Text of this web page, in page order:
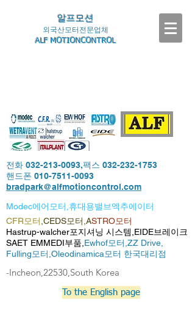
알프모션
외국산모터전문업체
ALF MOTIONCONTROL
전화 032-213-0093,팩스 032-232-1753
핸드폰 010-7511-0093
bradpark@alfmotioncontrol.com
Modec에어모터,휴대용밸브엑추에이터
CFR모터 ,CEDS모터,ASTRO모터
Hastrup-walcher포지셔닝 시스템,EIDE브레이크
SAET EMMEDI부품, Ewhof모터, ZZ Drive,
Fulling모터, Oleodinamica모터 한국대리점
-Incheon,22530,South Korea
To the English page